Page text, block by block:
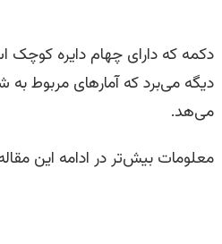
دکمه که دارای چهام دایره
دیگه می‌برد که آمارهای مربوط
می‌هد.
معلومات بیش‌تر در ادامه این